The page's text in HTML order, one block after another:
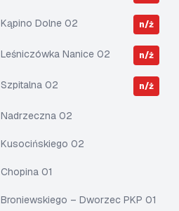
Kąpino Dolne 02 n/ż
Leśniczówka Nanice 02 n/ż
Szpitalna 02 n/ż
Nadrzeczna 02
Kusocińskiego 02
Chopina 01
Broniewskiego – Dworzec PKP 01